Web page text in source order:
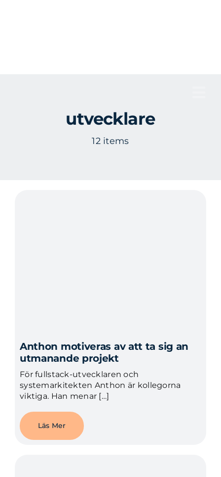
utvecklare
12 items
Anthon motiveras av att ta sig an
utmanande projekt
För fullstack-utvecklaren och
systemarkitekten Anthon är kollegorna
viktiga. Han menar […]
Läs Mer